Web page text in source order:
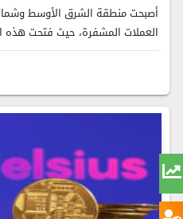
أصبحت منطقة الشرق الأوسط
العملات المشفرة، حيث فتحت هذه